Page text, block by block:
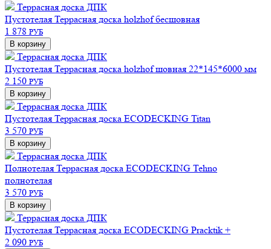
Террасная доска ДПК
Пустотелая Террасная доска holzhof бесшовная
1 878 РУБ
В корзину
Террасная доска ДПК
Пустотелая Террасная доска holzhof шовная 22*145*6000 мм
2 150 РУБ
В корзину
Террасная доска ДПК
Пустотелая Террасная доска ECODECKING Titan
3 570 РУБ
В корзину
Террасная доска ДПК
Полнотелая Террасная доска ECODECKING Tehno
полнотелая
3 570 РУБ
В корзину
Террасная доска ДПК
Пустотелая Террасная доска ECODECKING Pracktik +
2 090 РУБ